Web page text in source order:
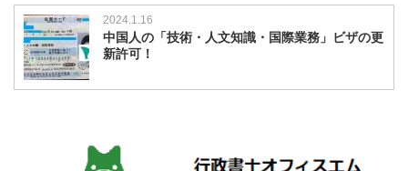
2024.1.16
中国人の「技術・人文知識・国際業務」ビザの更
新許可！